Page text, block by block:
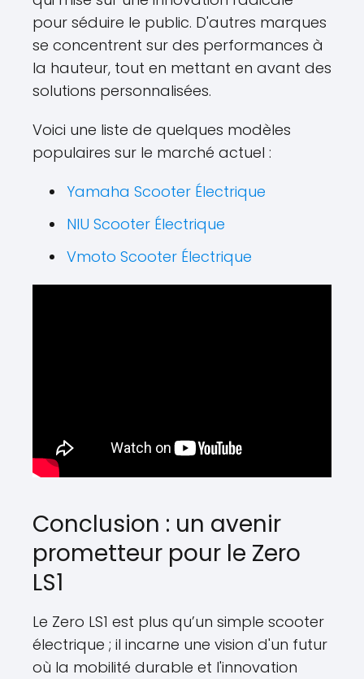
pour séduire le public. D'autres marques
se concentrent sur des performances à
la hauteur, tout en mettant en avant des
solutions personnalisées.
Voici une liste de quelques modèles
populaires sur le marché actuel :
Yamaha Scooter Électrique
NIU Scooter Électrique
Vmoto Scooter Électrique
Conclusion : un avenir
prometteur pour le Zero
LS1
Le Zero LS1 est plus qu’un simple scooter
électrique ; il incarne une vision d'un futur
où la mobilité durable et l'innovation